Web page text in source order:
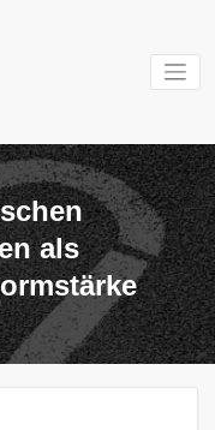
Mein Verein im
als